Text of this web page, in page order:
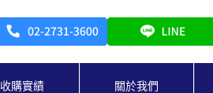
收購實績 關於我們